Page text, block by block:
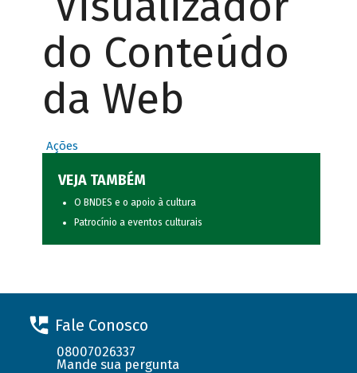
do Conteúdo
da Web
Ações
VEJA TAMBÉM
O BNDES e o apoio à cultura
Patrocínio a eventos culturais
Fale Conosco
08007026337
Mande sua pergunta